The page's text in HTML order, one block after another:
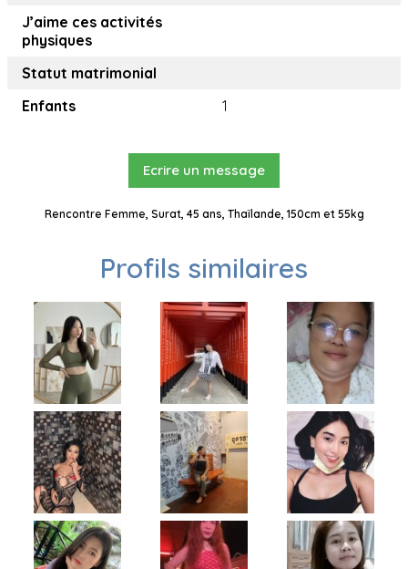
J’aime ces activités
physiques
Statut matrimonial
Enfants
1
Ecrire un message
Rencontre Femme, Surat, 45 ans, Thaïlande, 150cm et 55kg
Profils similaires